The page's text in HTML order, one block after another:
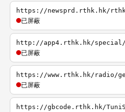
https://newsprd.rthk.hk/
已屏蔽
http://app4.rthk.hk/special/
已屏蔽
https://www.rthk.hk/radio/
已屏蔽
https://gbcode.rthk.hk/